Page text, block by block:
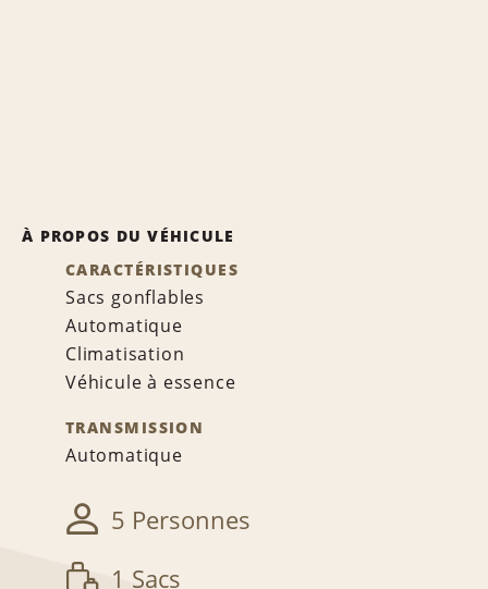
À PROPOS DU VÉHICULE
CARACTÉRISTIQUES
Sacs gonflables
Automatique
Climatisation
Véhicule à essence
TRANSMISSION
Automatique
5 Personnes
1 Sacs